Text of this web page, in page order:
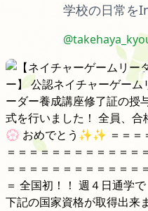
学校の日常を